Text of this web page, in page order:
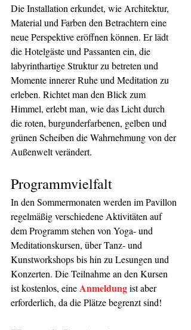
Die Installation erkundet, wie Architektur,
Material und Farben den Betrachtern eine
neue Perspektive eröffnen können. Er lädt
die Hotelgäste und Passanten ein, die
labyrinthartige Struktur zu betreten und
Momente innerer Ruhe und Meditation zu
erleben. Richtet man den Blick zum
Himmel, erlebt man, wie das Licht durch
die roten, burgunderfarbenen, gelben und
grünen Scheiben die Wahrnehmung von der
Außenwelt verändert.
Programmvielfalt
In den Sommermonaten werden im Pavillon
regelmäßig verschiedene Aktivitäten auf
dem Programm stehen von Yoga- und
Meditationskursen, über Tanz- und
Kunstworkshops bis hin zu Lesungen und
Konzerten. Die Teilnahme an den Kursen
ist kostenlos, eine Anmeldung ist aber
erforderlich, da die Plätze begrenzt sind!